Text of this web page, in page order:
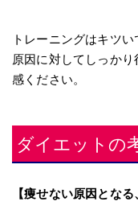
トレーニングはキツい
原因に対してしっか
感ください。
ダイエットの
【痩せない原因とな